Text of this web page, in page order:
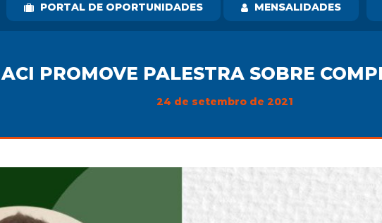
PORTAL DE OPORTUNIDADES MENSALIDADES
ACI PROMOVE PALESTRA SOBRE
24 de setembro de 2021